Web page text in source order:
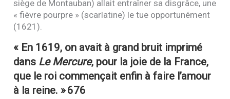
siège de Montauban) allait entraîner sa disgrâce, une
« fièvre pourpre » (scarlatine) le tue opportunément
(1621).
« En 1619, on avait à grand bruit imprimé
dans Le Mercure, pour la joie de la France,
que le roi commençait enfin à faire l’amour
à la reine. »676